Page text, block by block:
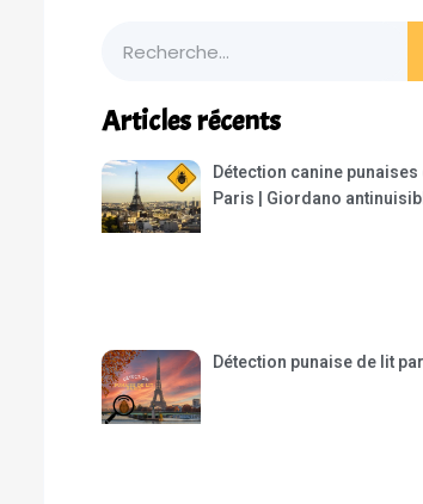
Articles récents
Détection canine
Paris | Giordano
Détection punaise de lit